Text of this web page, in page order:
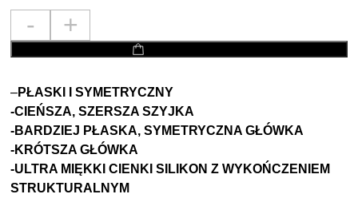
-
Suavinex
SMOCZEK
Uspokajający
SX
PRO
0-
6m
WONDER
+
–PŁASKI I SYMETRYCZNY
-CIEŃSZA, SZERSZA SZYJKA
-BARDZIEJ PŁASKA, SYMETRYCZNA GŁÓWKA
-KRÓTSZA GŁÓWKA
-ULTRA MIĘKKI CIENKI SILIKON Z WYKOŃCZENIEM
STRUKTURALNYM